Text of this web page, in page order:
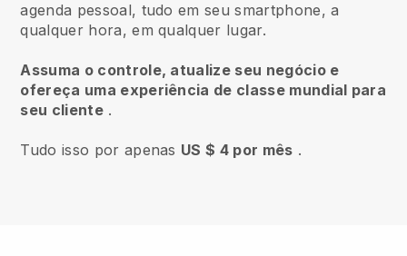
agenda pessoal, tudo em seu smartphone, a
qualquer hora, em qualquer lugar.
Assuma o controle, atualize seu negócio e
ofereça uma experiência de classe mundial para
seu cliente.
Tudo isso por apenas US $ 4 por mês .